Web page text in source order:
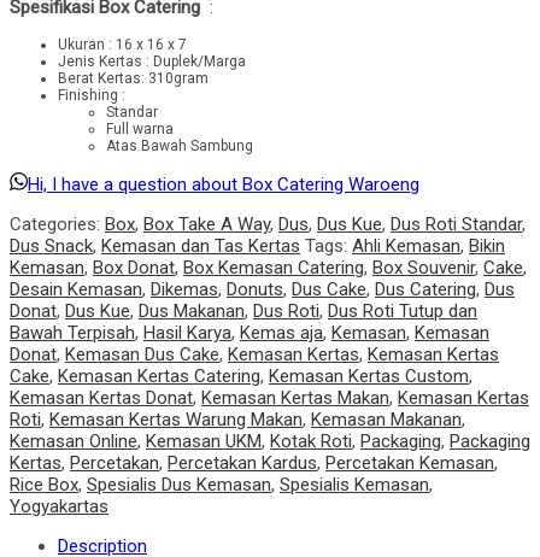
Spesifikasi Box Catering :
Ukuran : 16 x 16 x 7
Jenis Kertas : Duplek/Marga
Berat Kertas: 310gram
Finishing :
Standar
Full warna
Atas Bawah Sambung
Hi, I have a question about Box Catering Waroeng
Categories: Box, Box Take A Way, Dus, Dus Kue, Dus Roti Standar,
Dus Snack, Kemasan dan Tas Kertas Tags: Ahli Kemasan, Bikin
Kemasan, Box Donat, Box Kemasan Catering, Box Souvenir, Cake,
Desain Kemasan, Dikemas, Donuts, Dus Cake, Dus Catering, Dus
Donat, Dus Kue, Dus Makanan, Dus Roti, Dus Roti Tutup dan
Bawah Terpisah, Hasil Karya, Kemas aja, Kemasan, Kemasan
Donat, Kemasan Dus Cake, Kemasan Kertas, Kemasan Kertas
Cake, Kemasan Kertas Catering, Kemasan Kertas Custom,
Kemasan Kertas Donat, Kemasan Kertas Makan, Kemasan Kertas
Roti, Kemasan Kertas Warung Makan, Kemasan Makanan,
Kemasan Online, Kemasan UKM, Kotak Roti, Packaging, Packaging
Kertas, Percetakan, Percetakan Kardus, Percetakan Kemasan,
Rice Box, Spesialis Dus Kemasan, Spesialis Kemasan,
Yogyakartas
Description